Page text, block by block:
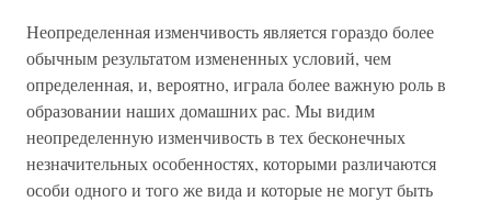
Неопределенная изменчивость является гораздо более
обычным результатом измененных условий, чем
определенная, и, вероятно, играла более важную роль в
образовании наших домашних рас. Мы видим
неопределенную изменчивость в тех бесконечных
незначительных особенностях, которыми различаются
особи одного и того же вида и которые не могут быть